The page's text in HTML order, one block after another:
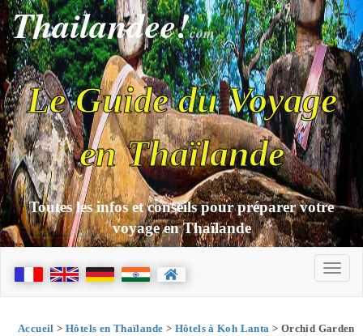
Thailandee!com
Le Guide du Voyage
en Thaïlande
Toutes les infos et conseils pour préparer votre
voyage en Thaïlande
Accueil > Hôtels en Thaïlande > Hôtels à Koh Lanta > Orchid Garden